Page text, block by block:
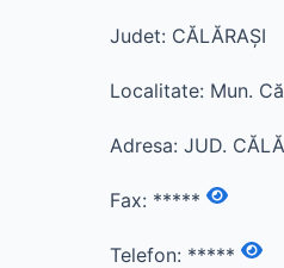
Judet: CĂLĂRAŞI
Localitate: Mun.
Adresa: JUD.
Fax: *****
Telefon: *****